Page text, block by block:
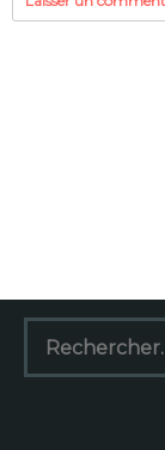
Rechercher :